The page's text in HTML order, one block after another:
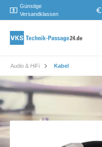
Günstige
Versandklassen
Audio & HiFi Kabel